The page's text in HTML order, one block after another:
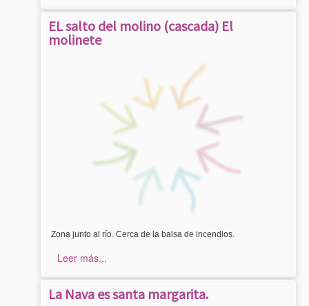
EL salto del molino (cascada) El
molinete
Zona junto al río. Cerca de la balsa de incendios.
Leer más...
La Nava es santa margarita.